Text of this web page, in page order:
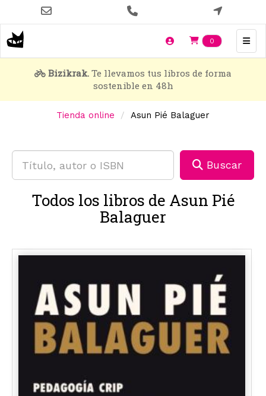
contenido
principal
0 Items en
Bizikrak. Te llevamos tus libros de forma
sostenible en 48h
Tienda online Asun Pié Balaguer
Buscar
Todos los libros de Asun Pié
Balaguer